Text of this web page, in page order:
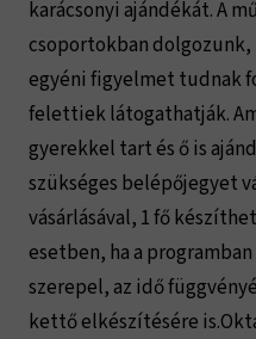
karácsonyi ajándékát. A
csoportokban
egyéni figyelmet tudnak
felettiek látogathatják.
gyerekkel tart és ő is
szükséges belépőjegyet
vásárlásával, 1 fő
esetben, ha a
szerepel, az idő
kettő elkészítésére